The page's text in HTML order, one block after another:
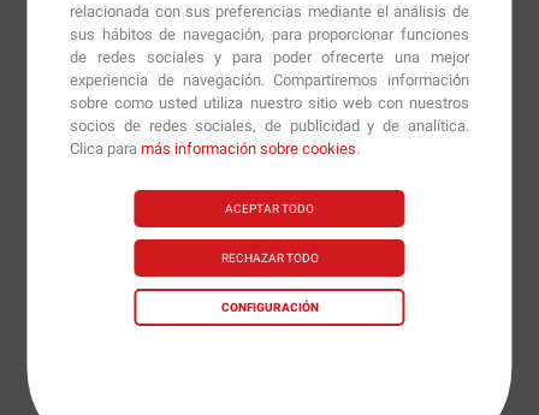
relacionada con sus preferencias mediante el análisis de
sus hábitos de navegación, para proporcionar funciones
de redes sociales y para poder ofrecerte una mejor
experiencia de navegación. Compartiremos información
sobre como usted utiliza nuestro sitio web con nuestros
socios de redes sociales, de publicidad y de analítica.
Clica paramás información sobre cookies.
ACEPTAR TODO
RECHAZAR TODO
CONFIGURACIÓN
Tribulus60 tabls.
€
14.99
Maca Andina 250060 caps.
Creemos que estos productos
podrían interesarte